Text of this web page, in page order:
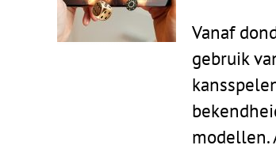
Vanaf
gebruik
modellen.